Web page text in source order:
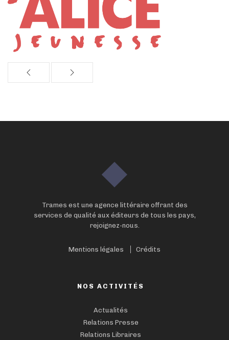
Trames est une agence littéraire offrant des
services de qualité aux éditeurs de tous les pays,
rejoignez-nous.
Mentions légales Crédits
NOS ACTIVITÉS
Actualités
Relations Presse
Relations Libraires